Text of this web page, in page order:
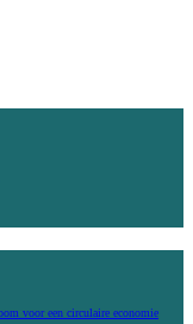
voor een circulaire economie